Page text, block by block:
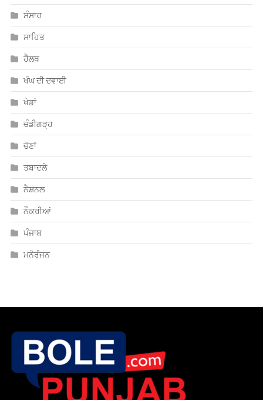
ਸਾਹਿਤ
ਹੈਲਥ
ਖੰਘ ਦੀ ਦਵਾਈ
ਖੇਡਾਂ
ਚੰਡੀਗੜ੍ਹ
ਚੋਣਾਂ
ਤਬਾਦਲੇ
ਨੈਸ਼ਨਲ
ਨੌਕਰੀਆਂ
ਪੰਜਾਬ
ਮਨੋਰੰਜਨ